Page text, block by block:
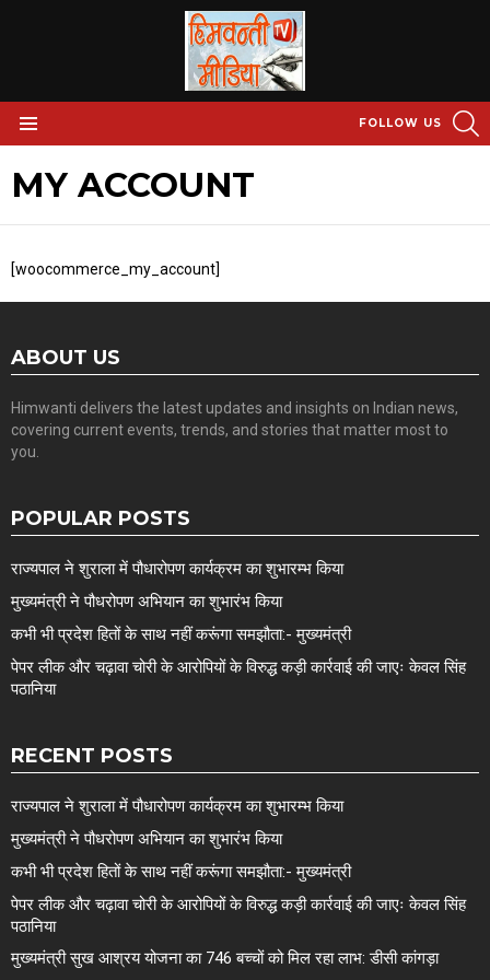
FOLLOW US
MY ACCOUNT
[woocommerce_my_account]
ABOUT US
Himwanti delivers the latest updates and insights on Indian news,
covering current events, trends, and stories that matter most to
you.
POPULAR POSTS
राज्यपाल ने शुराला में पौधारोपण कार्यक्रम का शुभारम्भ किया
मुख्यमंत्री ने पौधरोपण अभियान का शुभारंभ किया
कभी भी प्रदेश हितों के साथ नहीं करूंगा समझौता:- मुख्यमंत्री
पेपर लीक और चढ़ावा चोरी के आरोपियों के विरुद्ध कड़ी कार्रवाई की जाएः केवल सिंह
पठानिया
RECENT POSTS
राज्यपाल ने शुराला में पौधारोपण कार्यक्रम का शुभारम्भ किया
मुख्यमंत्री ने पौधरोपण अभियान का शुभारंभ किया
कभी भी प्रदेश हितों के साथ नहीं करूंगा समझौता:- मुख्यमंत्री
पेपर लीक और चढ़ावा चोरी के आरोपियों के विरुद्ध कड़ी कार्रवाई की जाएः केवल सिंह
पठानिया
मुख्यमंत्री सुख आश्रय योजना का 746 बच्चों को मिल रहा लाभ: डीसी कांगड़ा